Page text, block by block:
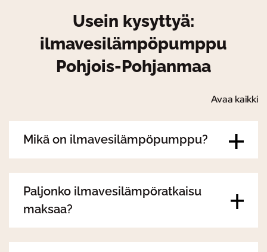
Usein kysyttyä:
ilmavesilämpöpumppu
Pohjois-Pohjanmaa
Avaa kaikki
Mikä on ilmavesilämpöpumppu?
Paljonko ilmavesilämpöratkaisu
maksaa?